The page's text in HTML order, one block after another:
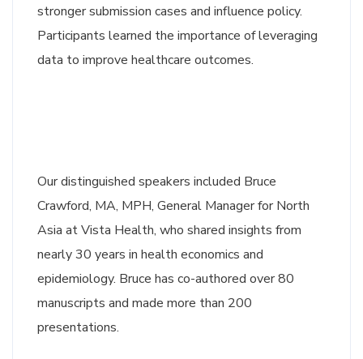
stronger submission cases and influence policy.
Participants learned the importance of leveraging
data to improve healthcare outcomes.
Our distinguished speakers included Bruce
Crawford, MA, MPH, General Manager for North
Asia at Vista Health, who shared insights from
nearly 30 years in health economics and
epidemiology. Bruce has co-authored over 80
manuscripts and made more than 200
presentations.